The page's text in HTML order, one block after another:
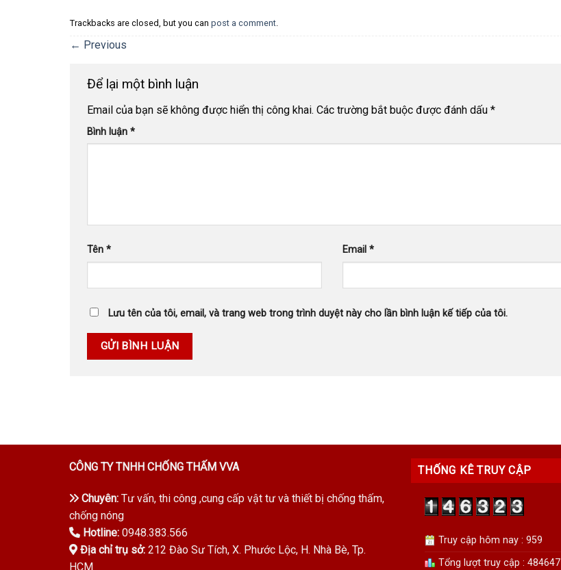
Trackbacks are closed, but you can post a comment.
← Previous
Để lại một bình luận
Email của bạn sẽ không được hiển thị công khai. Các trường bắt buộc được đánh dấu *
Bình luận *
Tên * Email*
Lưu tên của tôi, email, và trang web trong trình duyệt này cho lần bình luận kế tiếp của tôi.
CÔNG TY TNHH CHỐNG THẤM VVA
Chuyên:Tư vấn, thi công ,cung cấp vật tư và thiết bị chống thấm,
chống nóng
Hotline:0948.383.566
Địa chỉ trụ sở:212 Đào Sư Tích, X. Phước Lộc, H. Nhà Bè, Tp.
HCM
THỐNG KÊ TRUY CẬP
Truy cập hôm nay : 959
Tổng lượt truy cập : 484647